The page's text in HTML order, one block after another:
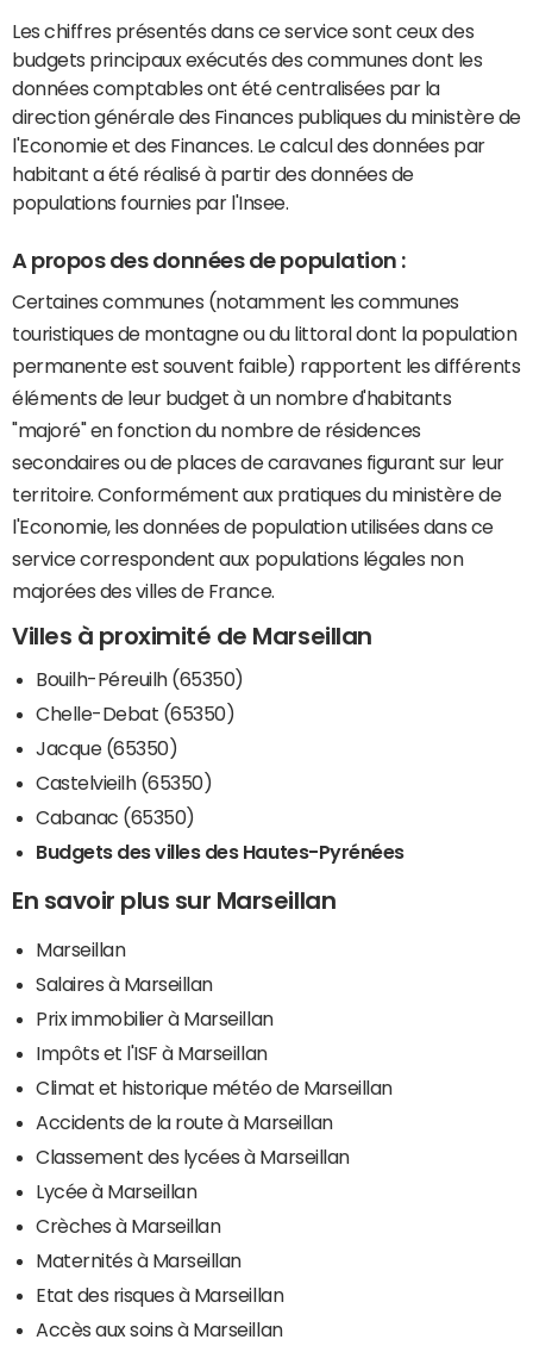
Les chiffres présentés dans ce service sont ceux des
budgets principaux exécutés des communes dont les
données comptables ont été centralisées par la
direction générale des Finances publiques du ministère de
l'Economie et des Finances. Le calcul des données par
habitant a été réalisé à partir des données de
populations fournies par l'Insee.
A propos des données de population :
Certaines communes (notamment les communes
touristiques de montagne ou du littoral dont la population
permanente est souvent faible) rapportent les différents
éléments de leur budget à un nombre d'habitants
"majoré" en fonction du nombre de résidences
secondaires ou de places de caravanes figurant sur leur
territoire. Conformément aux pratiques du ministère de
l'Economie, les données de population utilisées dans ce
service correspondent aux populations légales non
majorées des villes de France.
Villes à proximité de Marseillan
Bouilh-Péreuilh (65350)
Chelle-Debat (65350)
Jacque (65350)
Castelvieilh (65350)
Cabanac (65350)
Budgets des villes des Hautes-Pyrénées
En savoir plus sur Marseillan
Marseillan
Salaires à Marseillan
Prix immobilier à Marseillan
Impôts et l'ISF à Marseillan
Climat et historique météo de Marseillan
Accidents de la route à Marseillan
Classement des lycées à Marseillan
Lycée à Marseillan
Crèches à Marseillan
Maternités à Marseillan
Etat des risques à Marseillan
Accès aux soins à Marseillan